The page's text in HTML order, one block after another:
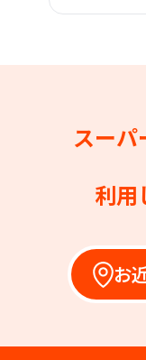
スーパ
利用
お